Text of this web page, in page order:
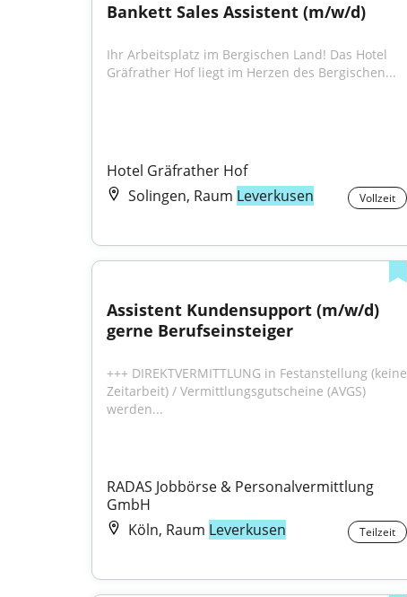
Bankett Sales Assistent (m/w/d)
Ihr Arbeitsplatz im Bergischen Land! Das Hotel
Gräfrather Hof liegt im Herzen des Bergischen...
Hotel Gräfrather Hof
Solingen, Raum Leverkusen Vollzeit
Assistent Kundensupport (m/w/d)
gerne Berufseinsteiger
+++ DIREKTVERMITTLUNG in Festanstellung (keine
Zeitarbeit) / Vermittlungsgutscheine (AVGS)
werden...
RADAS Jobbörse & Personalvermittlung
GmbH
Köln, Raum Leverkusen Teilzeit